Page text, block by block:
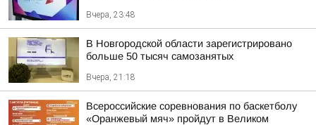
Вчера, 23:48
В Новгородской области зарегистрировано
больше 50 тысяч самозанятых
Вчера, 21:18
Всероссийские соревнования по баскетболу
«Оранжевый мяч» пройдут в Великом